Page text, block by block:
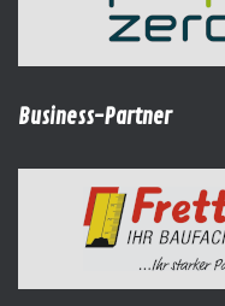
Business-Partner